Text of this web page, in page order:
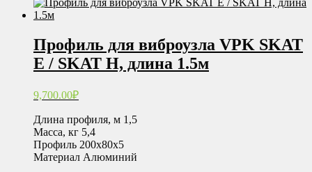
Профиль для виброузла VPK SKAT
E / SKAT H, длина 1.5м
9,700.00₽
Длина профиля, м 1,5
Масса, кг 5,4
Профиль 200х80х5
Материал Алюминий